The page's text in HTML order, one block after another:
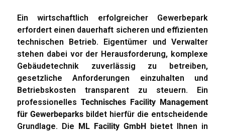
Ein wirtschaftlich erfolgreicher Gewerbepark
erfordert einen dauerhaft sicheren und effizienten
technischen Betrieb. Eigentümer und Verwalter
stehen dabei vor der Herausforderung, komplexe
Gebäudetechnik zuverlässig zu betreiben,
gesetzliche Anforderungen einzuhalten und
Betriebskosten transparent zu steuern. Ein
professionelles Technisches Facility Management
für Gewerbeparksbildet hierfür die entscheidende
Grundlage. Die ML Facility GmbH bietet Ihnen in